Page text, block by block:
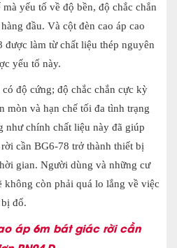
yếu tố về độ bền, độ chắc chắn
đầu. Và cột đèn cao áp cao
được làm từ chất liệu thép nguyên
yếu tố này.
độ cứng; độ chắc chắn cực kỳ
mòn và hạn chế tối đa tình trạng
như chính chất liệu này đã giúp
cần BG6-78 trở thành thiết bị
gian. Người dùng và những cư
không còn phải quá lo lắng về việc
đổ.
áp 6m bát giác rời cần